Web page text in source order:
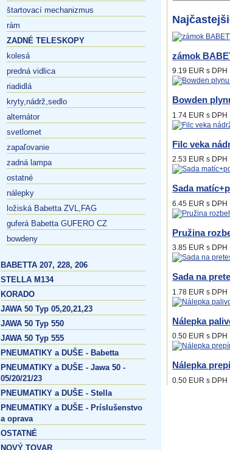
štartovací mechanizmus
rám
ZADNÉ TELESKOPY
kolesá
predná vidlica
riadidlá
kryty,nádrž,sedlo
alternátor
svetlomet
zapaľovanie
zadná lampa
ostatné
nálepky
ložiská Babetta ZVL,FAG
guferá Babetta GUFERO CZ
bowdeny
BABETTA 207, 228, 206
STELLA M134
KORADO
JAWA 50 Typ 05,20,21,23
JAWA 50 Typ 550
JAWA 50 Typ 555
PNEUMATIKY a DUŠE - Babetta
PNEUMATIKY a DUŠE - Jawa 50 -
05/20/21/23
PNEUMATIKY a DUŠE - Stella
PNEUMATIKY a DUŠE - Príslušenstvo
a oprava
OSTATNÉ
NOVÝ TOVAR
zámok
9.19 EUR s DPH
Bowden
1.74 EUR s DPH
Filc veka
2.53 EUR s DPH
Sada
6.45 EUR s DPH
Pružina
3.85 EUR s DPH
Sada na
1.78 EUR s DPH
Nálepka
0.50 EUR s DPH
Nálepka
0.50 EUR s DPH